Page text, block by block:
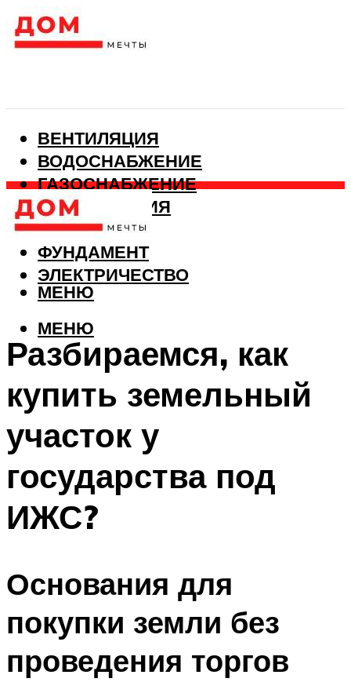
ВЕНТИЛЯЦИЯ
ВОДОСНАБЖЕНИЕ
ГАЗОСНАБЖЕНИЕ
КАНАЛИЗАЦИЯ
ОТОПЛЕНИЕ
ФУНДАМЕНТ
ЭЛЕКТРИЧЕСТВО
МЕНЮ
МЕНЮ
Разбираемся, как
купить земельный
участок у
государства под
ИЖС?
Основания для
покупки земли без
проведения торгов